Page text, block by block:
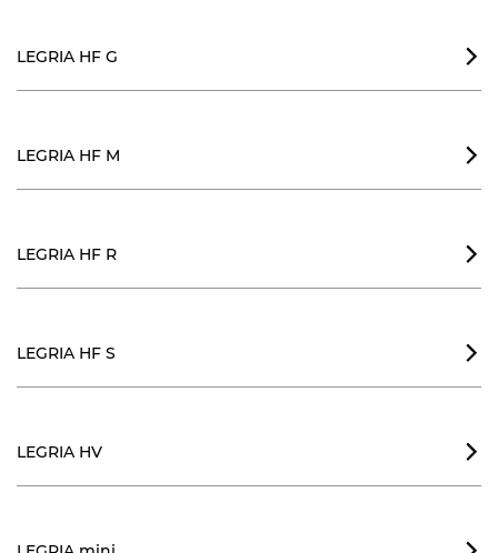
LEGRIA HF G 
LEGRIA HF M 
LEGRIA HF R 
LEGRIA HF S 
LEGRIA HV 